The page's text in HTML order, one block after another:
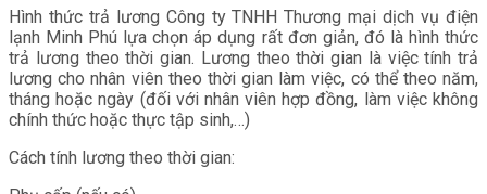
Hình thức trả lương Công ty TNHH Thương mại dịch vụ điện
lạnh Minh Phú lựa chọn áp dụng rất đơn giản, đó là hình thức
trả lương theo thời gian. Lương theo thời gian là việc tính trả
lương cho nhân viên theo thời gian làm việc, có thể theo năm,
tháng hoặc ngày (đối với nhân viên hợp đồng, làm việc không
chính thức hoặc thực tập sinh,…)
Cách tính lương theo thời gian: